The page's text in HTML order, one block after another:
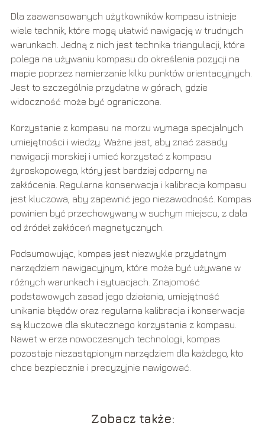
Dla zaawansowanych użytkowników kompasu istnieje
wiele technik, które mogą ułatwić nawigację w trudnych
warunkach. Jedną z nich jest technika triangulacji, która
polega na używaniu kompasu do określenia pozycji na
mapie poprzez namierzanie kilku punktów orientacyjnych.
Jest to szczególnie przydatne w górach, gdzie
widoczność może być ograniczona.
Korzystanie z kompasu na morzu wymaga specjalnych
umiejętności i wiedzy. Ważne jest, aby znać zasady
nawigacji morskiej i umieć korzystać z kompasu
żyroskopowego, który jest bardziej odporny na
zakłócenia. Regularna konserwacja i kalibracja kompasu
jest kluczowa, aby zapewnić jego niezawodność. Kompas
powinien być przechowywany w suchym miejscu, z dala
od źródeł zakłóceń magnetycznych.
Podsumowując, kompas jest niezwykle przydatnym
narzędziem nawigacyjnym, które może być używane w
różnych warunkach i sytuacjach. Znajomość
podstawowych zasad jego działania, umiejętność
unikania błędów oraz regularna kalibracja i konserwacja
są kluczowe dla skutecznego korzystania z kompasu.
Nawet w erze nowoczesnych technologii, kompas
pozostaje niezastąpionym narzędziem dla każdego, kto
chce bezpiecznie i precyzyjnie nawigować.
Zobacz także: